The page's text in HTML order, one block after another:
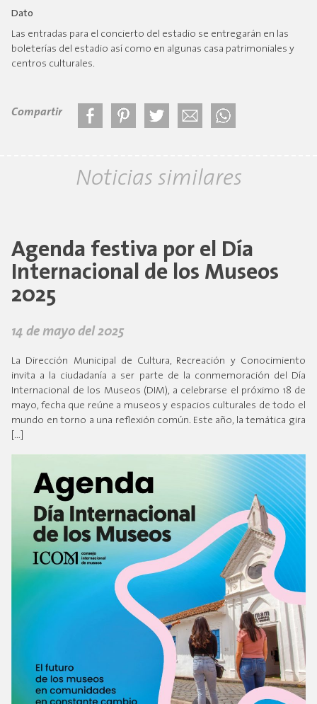
Dato
Las entradas para el concierto del estadio se entregarán en las
boleterías del estadio así como en algunas casa patrimoniales y
centros culturales.
Compartir
Noticias similares
Agenda festiva por el Día
Internacional de los Museos
2025
14 de mayo del 2025
La Dirección Municipal de Cultura, Recreación y Conocimiento
invita a la ciudadanía a ser parte de la conmemoración del Día
Internacional de los Museos (DIM), a celebrarse el próximo 18 de
mayo, fecha que reúne a museos y espacios culturales de todo el
mundo en torno a una reflexión común. Este año, la temática gira
[…]